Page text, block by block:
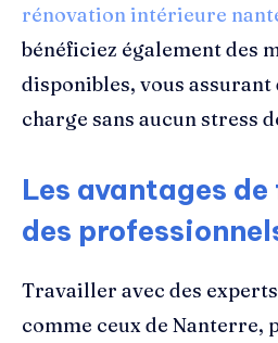
rénovation intérieure
bénéficiez également des
disponibles, vous assurant
charge sans aucun stress
Les avantages
des
Travailler avec des
comme ceux de Nanterre,